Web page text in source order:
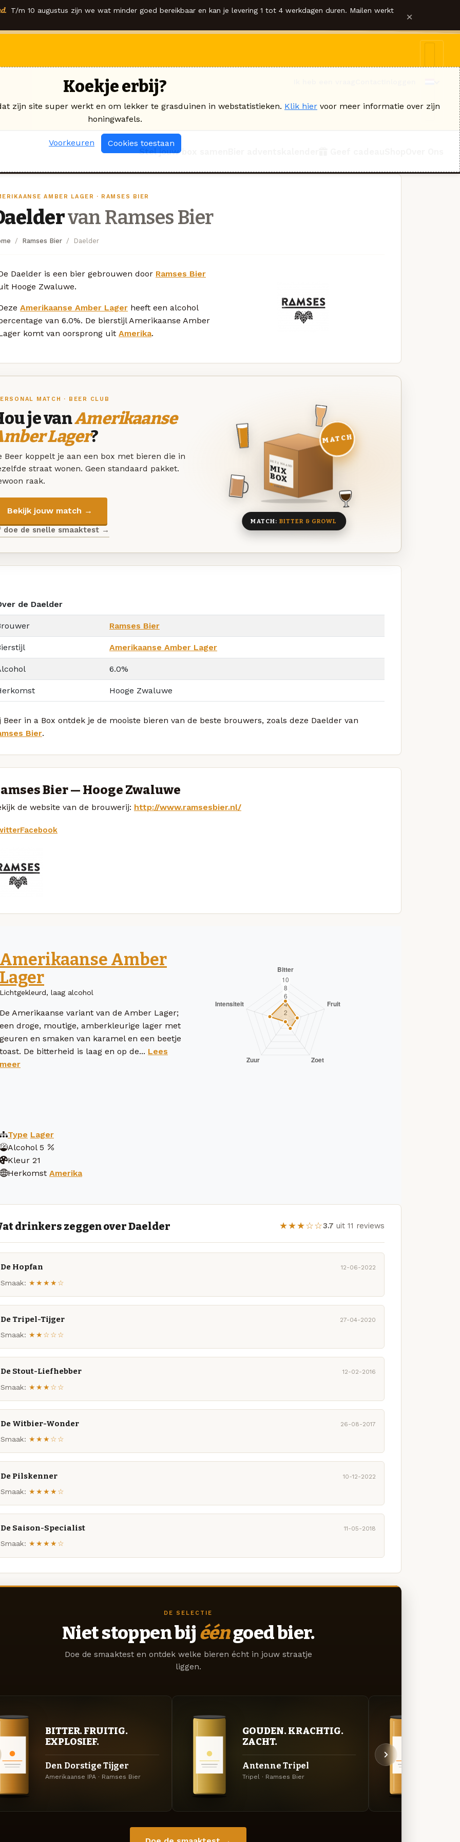
T/m 10 augustus zijn we wat minder goed bereikbaar en kan je levering 1 tot 4 werkdagen duren. Mailen werkt ×
Stel jouw box samen
AMBER LAGER · RAMSES BIER
van Ramses Bier
Ramses Bier Daelder
Daelder is een bier gebrouwen door Ramses Bier
Hooge Zwaluwe.
Amerikaanse Amber Lager heeft een alcohol
van 6.0%. De bierstijl Amerikaanse Amber
komt van oorsprong uit Amerika.
MATCH · BEER CLUB
je vanAmerikaanse
Lager?
Beer koppelt je aan een box met bieren die in
straat wonen. Geen standaard pakket.
raak.
Bekijk jouw match →
doe de snelle smaaktest →
DEZE MAAND
MIX
BOX
8 BIEREN
MATCH
MATCH: BITTER & GROWL
de Daelder
Ramses Bier
Amerikaanse Amber Lager
6.0%
Hooge Zwaluwe
Beer in a Box ontdek je de mooiste bieren van de beste brouwers, zoals deze Daelder van
Bier.
Bier — Hooge Zwaluwe
de website van de brouwerij: http://www.ramsesbier.nl/
Facebook
Amerikaanse Amber
Lager
Lichtgekleurd, laag alcohol
De Amerikaanse variant van de Amber Lager;
een droge, moutige, amberkleurige lager met
geuren en smaken van karamel en een beetje
toast. De bitterheid is laag en op de... Lees
meer
Type Lager
Alcohol 5
Kleur 21
Herkomst Amerika
drinkers zeggen over Daelder ★★★☆☆3.7 uit 11 reviews
De Hopfan 12-06-2022
Smaak: ★★★★☆
De Tripel-Tijger 27-04-2020
Smaak: ★★☆☆☆
De Stout-Liefhebber 12-02-2016
Smaak: ★★★☆☆
De Witbier-Wonder 26-08-2017
Smaak: ★★★☆☆
De Pilskenner 10-12-2022
Smaak: ★★★★☆
De Saison-Specialist 11-05-2018
Smaak: ★★★★☆
DE SELECTIE
Niet stoppen bij ééngoed bier.
Doe de smaaktest en ontdek welke bieren écht in jouw straatje
liggen.
BITTER. FRUITIG.
EXPLOSIEF.
Den Dorstige Tijger
Amerikaanse IPA · Ramses Bier
GOUDEN. KRACHTIG.
ZACHT.
Antenne Tripel
Tripel · Ramses Bier
Koekje erbij?
zijn site super werkt en om lekker te grasduinen in webstatistieken. Klik hier voor meer informatie over zijn
honingwafels.
Voorkeuren Cookies toestaan